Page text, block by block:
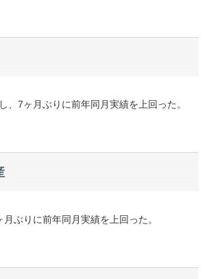
、7ヶ月ぶりに前年同月実績を上回った。
ぶりに前年同月実績を上回った。